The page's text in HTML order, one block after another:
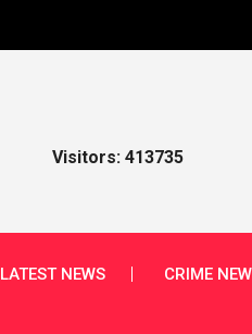
Visitors: 413735
LATEST NEWS CRIME